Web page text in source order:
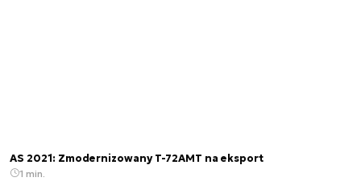
AS 2021: Zmodernizowany T-72AMT na eksport
1 min.